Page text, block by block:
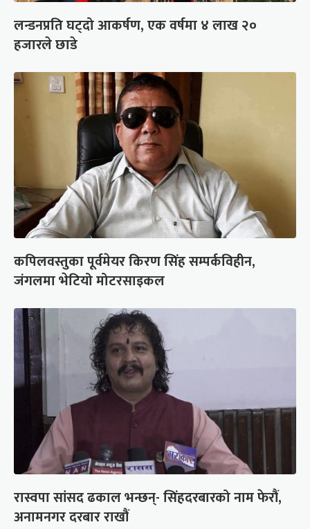
लन्डनप्रति घट्दो आकर्षण, एक वर्षमा ४ लाख २०
हजारले छाडे
कपिलवस्तुका पूर्वमेयर किरण सिंह सम्पर्कविहीन,
जंगलमा भेटियो मोटरसाइकल
रास्वपा सांसद ढकाल भन्छन्- सिंहदरबारको नाम फेरौं,
अनामनगर दरबार राखौं